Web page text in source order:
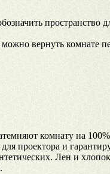
пространство
вернуть комнате
комнату на
проектора и
Лен и